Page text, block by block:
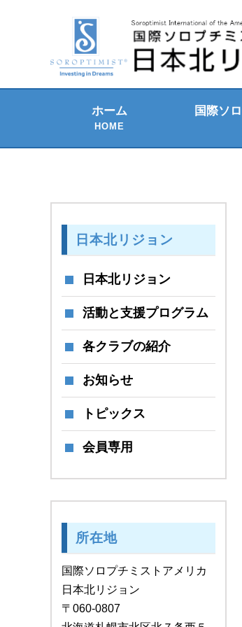
ホーム
HOME
国際ソ
日本北リジョン
日本北リジョン
活動と支援プログラム
各クラブの紹介
お知らせ
トピックス
会員専用
所在地
国際ソロプチミストアメリカ
日本北リジョン
〒060-0807